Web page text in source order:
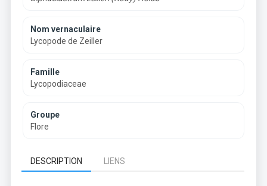
Nom vernaculaire
Lycopode de Zeiller
Famille
Lycopodiaceae
Groupe
Flore
DESCRIPTION LIENS